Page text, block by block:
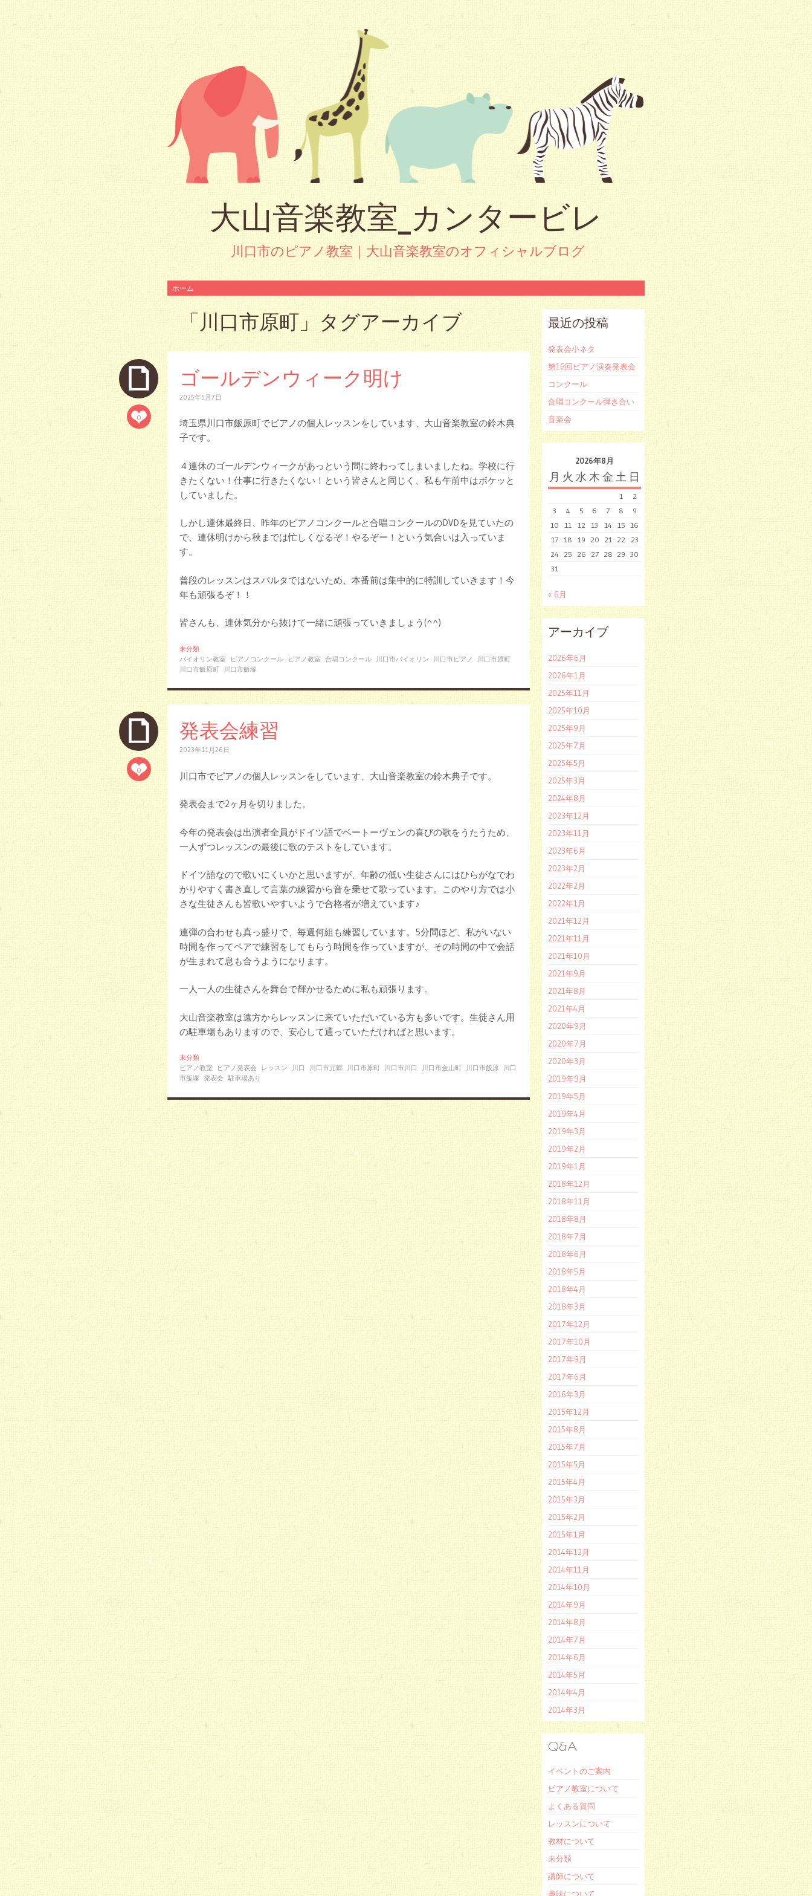
大山音楽教室_カンタービレ
川口市のピアノ教室｜大山音楽教室のオフィシャルブログ
コ
ホーム
「 川口市原町 」タグアーカイブ
0
ゴールデンウィーク明け
2025年5月7日
埼玉県川口市飯原町でピアノの個人レッスンをしています、大山音楽教室の鈴木典
子です。
４連休のゴールデンウィークがあっという間に終わってしまいましたね。学校に行
きたくない！仕事に行きたくない！という皆さんと同じく、私も午前中はボケッと
していました。
しかし連休最終日、昨年のピアノコンクールと合唱コンクールのDVDを見ていたの
で、連休明けから秋までは忙しくなるぞ！やるぞー！という気合いは入っていま
す。
普段のレッスンはスパルタではないため、本番前は集中的に特訓していきます！今
年も頑張るぞ！！
皆さんも、連休気分から抜けて一緒に頑張っていきましょう(^^)
未分類
バイオリン教室
ピアノコンクール ピアノ教室 合唱コンクール 川口市バイオリン 川口市ピアノ
川口市原町
川口市飯原町
川口市飯塚
0
発表会練習
2023年11月26日
川口市でピアノの個人レッスンをしています、大山音楽教室の鈴木典子です。
発表会まで2ヶ月を切りました。
今年の発表会は出演者全員がドイツ語でベートーヴェンの喜びの歌をうたうため、
一人ずつレッスンの最後に歌のテストをしています。
ドイツ語なので歌いにくいかと思いますが、年齢の低い生徒さんにはひらがなでわ
かりやすく書き直して言葉の練習から音を乗せて歌っています。このやり方では小
さな生徒さんも皆歌いやすいようで合格者が増えています♪
連弾の合わせも真っ盛りで、毎週何組も練習しています。5分間ほど、私がいない
時間を作ってペアで練習をしてもらう時間を作っていますが、その時間の中で会話
が生まれて息も合うようになります。
一人一人の生徒さんを舞台で輝かせるために私も頑張ります。
大山音楽教室は遠方からレッスンに来ていただいている方も多いです。生徒さん用
の駐車場もありますので、安心して通っていただければと思います。
未分類
ピアノ教室
ピアノ発表会 レッスン 川口 川口市元郷 川口市原町 川口市川口 川口市金山町 川口市飯原
川口
市飯塚 発表会 駐車場あり
最近の投稿
発表会小ネタ
第16回ピアノ演奏発表会
コンクール
合唱コンクール弾き合い
音楽会
2026年8月
月 火 水 木 金 土 日
1
2
3
4 5 6 7 8
9
10
11 12 13 14 15 16
17 18 19 20 21 22
23
24
25 26 27 28 29 30
31
« 6月
アーカイブ
2026年6月
2026年1月
2025年11月
2025年10月
2025年9月
2025年7月
2025年5月
2025年3月
2024年8月
2023年12月
2023年11月
2023年6月
2023年2月
2022年2月
2022年1月
2021年12月
2021年11月
2021年10月
2021年9月
2021年8月
2021年4月
2020年9月
2020年7月
2020年3月
2019年9月
2019年5月
2019年4月
2019年3月
2019年2月
2019年1月
2018年12月
2018年11月
2018年8月
2018年7月
2018年6月
2018年5月
2018年4月
2018年3月
2017年12月
2017年10月
2017年9月
2017年6月
2016年3月
2015年12月
2015年8月
2015年7月
2015年5月
2015年4月
2015年3月
2015年2月
2015年1月
2014年12月
2014年11月
2014年10月
2014年9月
2014年8月
2014年7月
2014年6月
2014年5月
2014年4月
2014年3月
Q&A
イベントのご案内
ピアノ教室について
よくある質問
レッスンについて
教材について
未分類
講師について
趣味について